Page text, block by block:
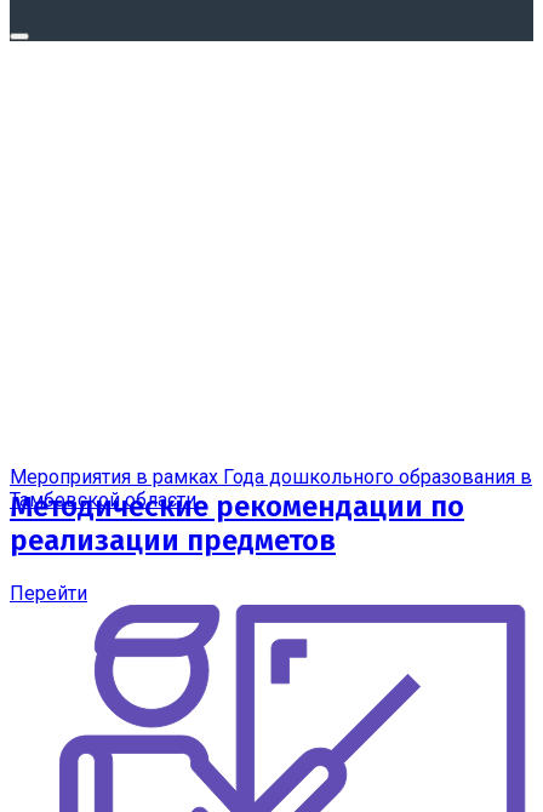
Мероприятия в рамках Года дошкольного образования в
Тамбовской области
Методические рекомендации по
реализации предметов
Перейти